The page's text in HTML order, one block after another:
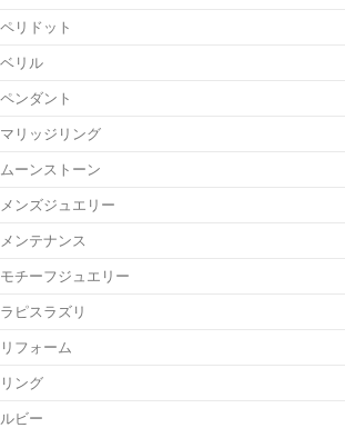
ペリドット
ベリル
ペンダント
マリッジリング
ムーンストーン
メンズジュエリー
メンテナンス
モチーフジュエリー
ラピスラズリ
リフォーム
リング
ルビー